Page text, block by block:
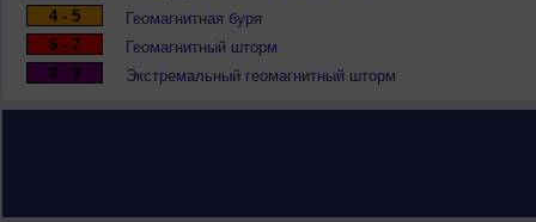
4 - 5
Геомагнитная буря
6 - 7
Геомагнитный шторм
8 - 9
Экстремальный геомагнитный шторм